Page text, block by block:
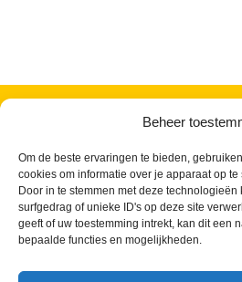
Beheer
Om de beste ervaringen te bieden,
cookies om informatie over je apparaat op
Door in te stemmen met deze
surfgedrag of unieke ID's op deze site
geeft of uw toestemming intrekt, kan dit een
bepaalde functies en mogelijkheden.
De Wending, Lotte Beesedijk 1
Google maps route
Reglementen
Privacybeleid
Cookiebeleid